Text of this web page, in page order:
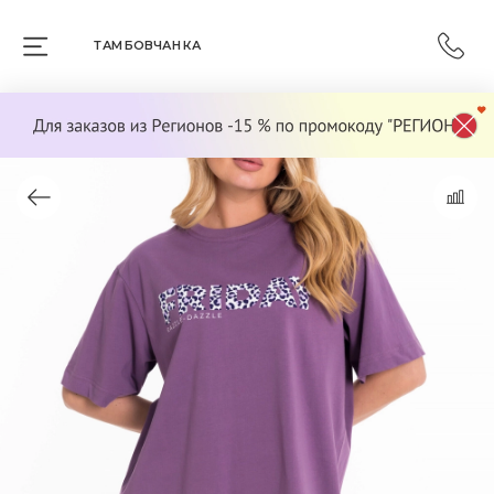
ТАМБОВЧАНКА